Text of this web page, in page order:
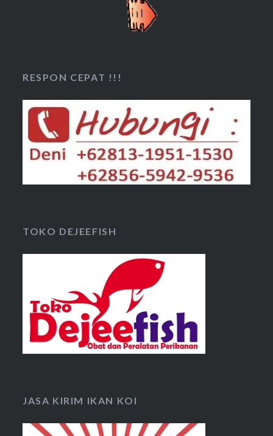
RESPON CEPAT !!!
TOKO DEJEEFISH
JASA KIRIM IKAN KOI